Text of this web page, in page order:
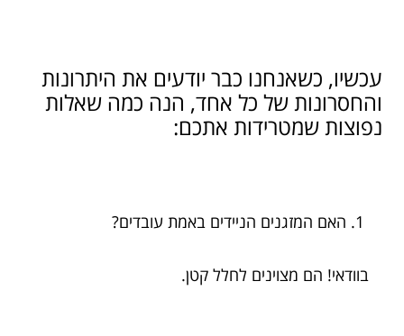
עכשיו, כשאנחנו כבר יודעים את היתרונות
והחסרונות של כל אחד, הנה כמה שאלות
נפוצות שמטרידות אתכם:
האם המזגנים הניידים באמת עובדים?
בוודאי! הם מצוינים לחלל קטן.